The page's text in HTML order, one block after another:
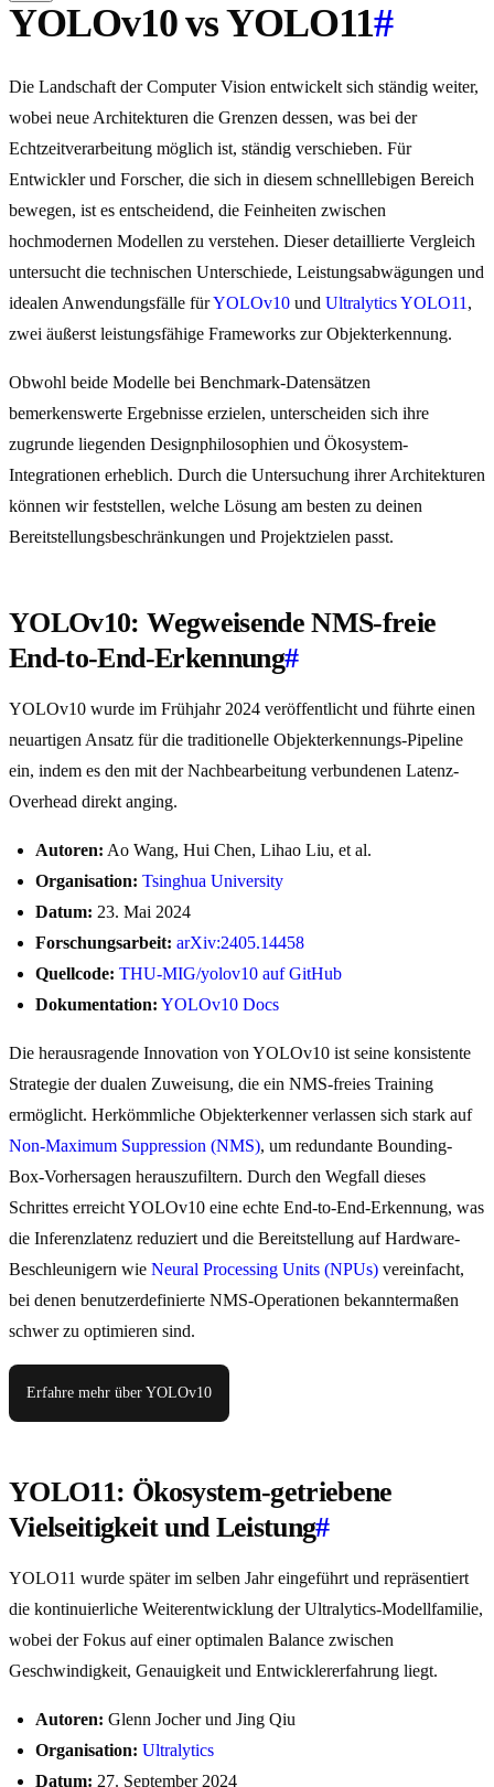
YOLOv10 vs YOLO11#
Die Landschaft der Computer Vision entwickelt sich ständig weiter,
wobei neue Architekturen die Grenzen dessen, was bei der
Echtzeitverarbeitung möglich ist, ständig verschieben. Für
Entwickler und Forscher, die sich in diesem schnelllebigen Bereich
bewegen, ist es entscheidend, die Feinheiten zwischen
hochmodernen Modellen zu verstehen. Dieser detaillierte Vergleich
untersucht die technischen Unterschiede, Leistungsabwägungen und
idealen Anwendungsfälle fürYOLOv10 und Ultralytics YOLO11 ,
zwei äußerst leistungsfähige Frameworks zur Objekterkennung.
Obwohl beide Modelle bei Benchmark-Datensätzen
bemerkenswerte Ergebnisse erzielen, unterscheiden sich ihre
zugrunde liegenden Designphilosophien und Ökosystem-
Integrationen erheblich. Durch die Untersuchung ihrer Architekturen
können wir feststellen, welche Lösung am besten zu deinen
Bereitstellungsbeschränkungen und Projektzielen passt.
YOLOv10: Wegweisende NMS-freie
End-to-End-Erkennung#
YOLOv10 wurde im Frühjahr 2024 veröffentlicht und führte einen
neuartigen Ansatz für die traditionelle Objekterkennungs-Pipeline
ein, indem es den mit der Nachbearbeitung verbundenen Latenz-
Overhead direkt anging.
Autoren: Ao Wang, Hui Chen, Lihao Liu, et al.
Organisation: Tsinghua University
Datum: 23. Mai 2024
Forschungsarbeit: arXiv:2405.14458
Quellcode: THU-MIG/yolov10 auf GitHub
Dokumentation: YOLOv10 Docs
Die herausragende Innovation von YOLOv10 ist seine konsistente
Strategie der dualen Zuweisung, die ein NMS-freies Training
ermöglicht. Herkömmliche Objekterkenner verlassen sich stark auf
Non-Maximum Suppression (NMS), um redundante Bounding-
Box-Vorhersagen herauszufiltern. Durch den Wegfall dieses
Schrittes erreicht YOLOv10 eine echte End-to-End-Erkennung, was
die Inferenzlatenz reduziert und die Bereitstellung auf Hardware-
Beschleunigern wie Neural Processing Units (NPUs) vereinfacht,
bei denen benutzerdefinierte NMS-Operationen bekanntermaßen
schwer zu optimieren sind.
Erfahre mehr über YOLOv10
YOLO11: Ökosystem-getriebene
Vielseitigkeit und Leistung#
YOLO11 wurde später im selben Jahr eingeführt und repräsentiert
die kontinuierliche Weiterentwicklung der Ultralytics-Modellfamilie,
wobei der Fokus auf einer optimalen Balance zwischen
Geschwindigkeit, Genauigkeit und Entwicklererfahrung liegt.
Autoren: Glenn Jocher und Jing Qiu
Organisation: Ultralytics
Datum: 27. September 2024